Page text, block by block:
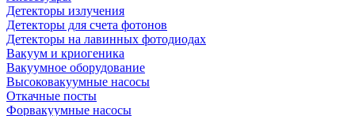
Детекторы излучения
Детекторы для счета фотонов
Детекторы на лавинных фотодиодах
Вакуум и криогеника
Вакуумное оборудование
Высоковакуумные насосы
Откачные посты
Форвакуумные насосы